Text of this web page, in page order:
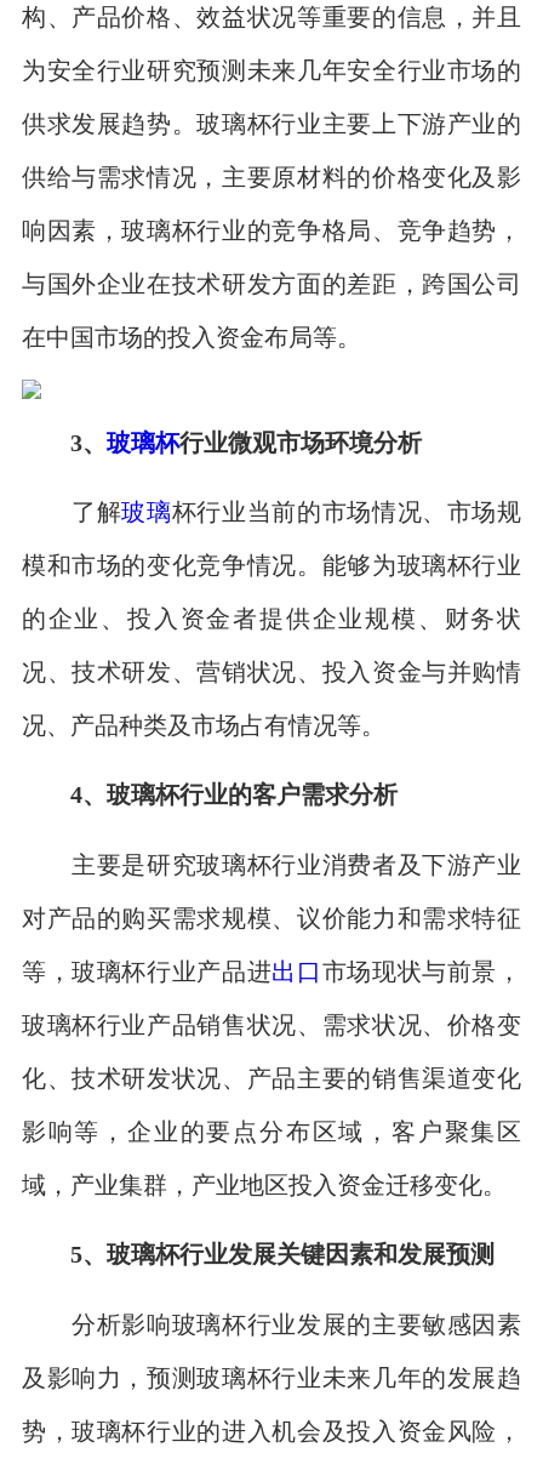
构、产品价格、效益状况等重要的信息，并且
为安全行业研究预测未来几年安全行业市场的
供求发展趋势。玻璃杯行业主要上下游产业的
供给与需求情况，主要原材料的价格变化及影
响因素，玻璃杯行业的竞争格局、竞争趋势，
与国外企业在技术研发方面的差距，跨国公司
在中国市场的投入资金布局等。
3、 玻璃杯行业微观市场环境分析
了解玻璃杯行业当前的市场情况、市场规
模和市场的变化竞争情况。能够为玻璃杯行业
的企业、投入资金者提供企业规模、财务状
况、技术研发、营销状况、投入资金与并购情
况、产品种类及市场占有情况等。
4、玻璃杯行业的客户需求分析
主要是研究玻璃杯行业消费者及下游产业
对产品的购买需求规模、议价能力和需求特征
等，玻璃杯行业产品进出口 市场现状与前景，
玻璃杯行业产品销售状况、需求状况、价格变
化、技术研发状况、产品主要的销售渠道变化
影响等，企业的要点分布区域，客户聚集区
域，产业集群，产业地区投入资金迁移变化。
5、玻璃杯行业发展关键因素和发展预测
分析影响玻璃杯行业发展的主要敏感因素
及影响力，预测玻璃杯行业未来几年的发展趋
势，玻璃杯行业的进入机会及投入资金风险，